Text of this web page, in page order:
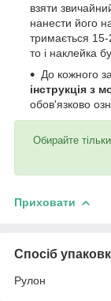
взяти
нанести його
тримається 15-
то і наклейка
До кожного
інструкція з
обов'язково
Обирайте тільки
Приховати
Спосіб
Рулон